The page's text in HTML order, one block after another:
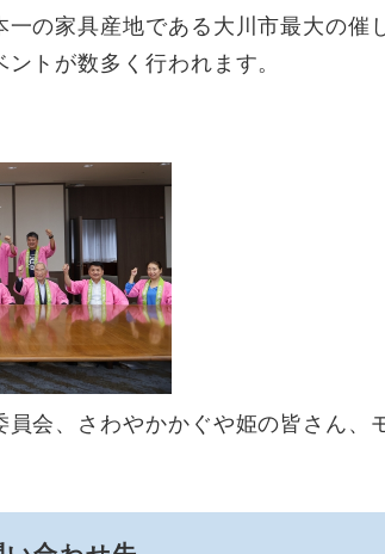
の家具産地である大川市最大の催
トが数多く行われます。
員会、さわやかかぐや姫の皆さん、